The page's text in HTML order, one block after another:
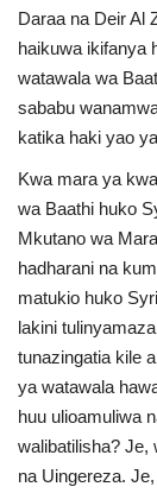
Daraa na Deir Al
haikuwa ikifanya
watawala wa
sababu
katika haki yao
Kwa mara ya
wa Baathi huko
Mkutano wa
hadharani na
matukio huko
lakini
tunazingatia kile
ya watawala
huu ulioamuliwa
walibatilisha? Je,
na Uingereza.